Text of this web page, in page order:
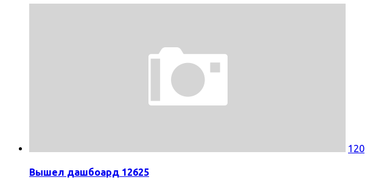
120
Вышел дашбоард 12625